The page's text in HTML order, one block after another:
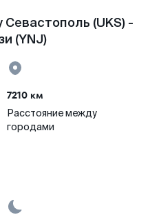
(UKS) -
(YNJ)
7210 км
Расстояние между
городами